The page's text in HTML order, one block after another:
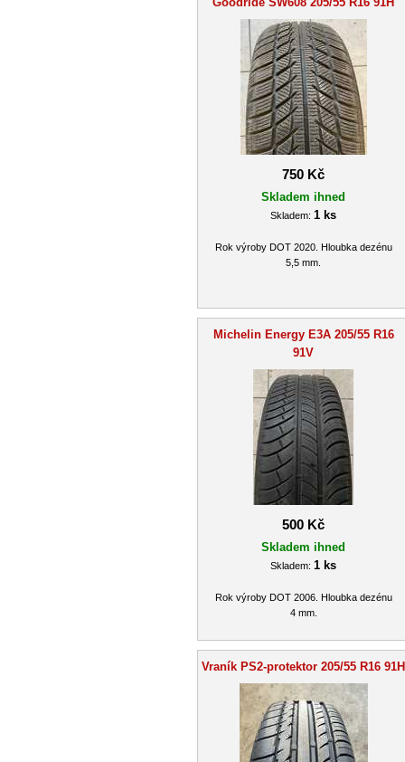
750 Kč
Skladem ihned
Skladem: 1 ks
Rok výroby DOT 2020. Hloubka dezénu
5,5 mm.
Michelin Energy E3A 205/55 R16
91V
500 Kč
Skladem ihned
Skladem: 1 ks
Rok výroby DOT 2006. Hloubka dezénu
4 mm.
Vraník PS2-protektor 205/55 R16 91H